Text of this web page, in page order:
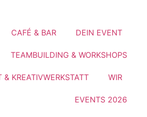
CAFÉ & BAR DEIN EVENT
TEAMBUILDING & WORKSHOPS
KREATIVWERKSTATT WIR
EVENTS 2026